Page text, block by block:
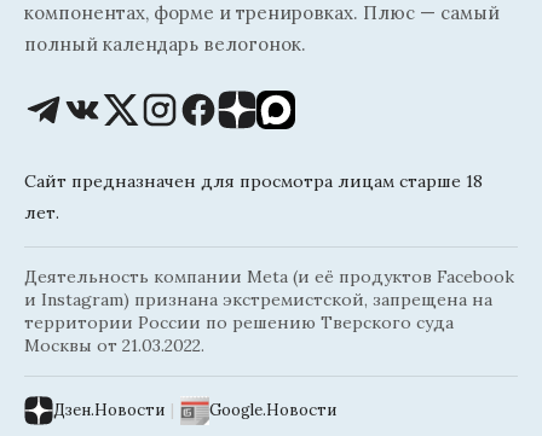
компонентах, форме и тренировках. Плюс — самый
полный календарь велогонок.
Сайт предназначен для просмотра лицам старше 18
лет.
Деятельность компании Meta (и её продуктов Facebook
и Instagram) признана экстремистской, запрещена на
территории России по решению Тверского суда
Москвы от 21.03.2022.
Дзен.Новости | Google.Новости